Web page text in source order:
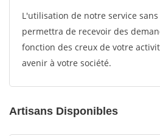
L'utilisation de notre service
permettra de recevoir des
fonction des creux de votre
avenir à votre société.
Artisans Disponibles